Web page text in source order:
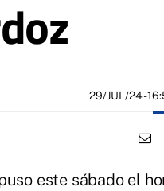
29/JUL/24-
este sábado el